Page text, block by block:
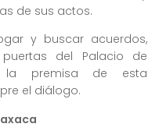
de sus actos.
y buscar acuerdos,
del Palacio de
la premisa de esta
el diálogo.